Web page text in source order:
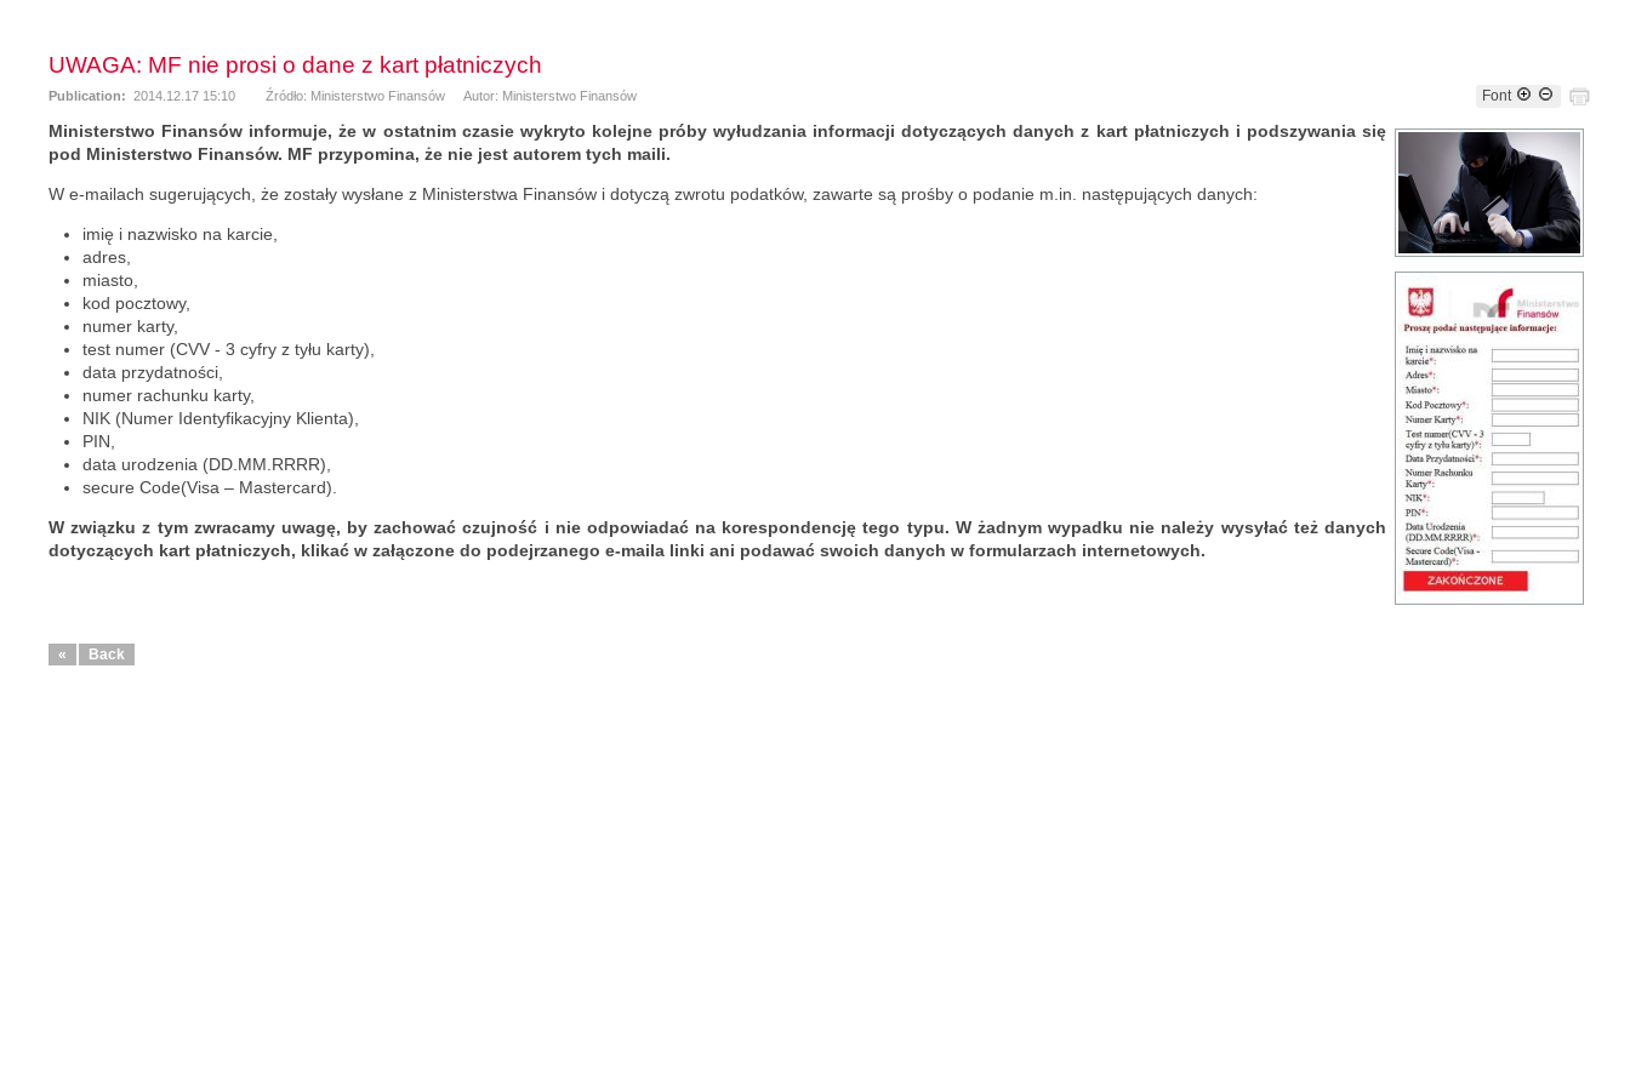
UWAGA: MF nie prosi o dane z kart płatniczych
Publication: 2014.12.17 15:10 Źródło: Ministerstwo Finansów Autor: Ministerstwo Finansów Font
Ministerstwo Finansów informuje, że w ostatnim czasie wykryto kolejne próby wyłudzania informacji dotyczących danych z kart płatniczych i podszywania się
pod Ministerstwo Finansów. MF przypomina, że nie jest autorem tych maili.
W e-mailach sugerujących, że zostały wysłane z Ministerstwa Finansów i dotyczą zwrotu podatków, zawarte są prośby o podanie m.in. następujących danych:
imię i nazwisko na karcie,
adres,
miasto,
kod pocztowy,
numer karty,
test numer (CVV - 3 cyfry z tyłu karty),
data przydatności,
numer rachunku karty,
NIK (Numer Identyfikacyjny Klienta),
PIN,
data urodzenia (DD.MM.RRRR),
secure Code(Visa – Mastercard).
W związku z tym zwracamy uwagę, by zachować czujność i nie odpowiadać na korespondencję tego typu. W żadnym wypadku nie należy wysyłać też danych
dotyczących kart płatniczych, klikać w załączone do podejrzanego e-maila linki ani podawać swoich danych w formularzach internetowych.
« Back